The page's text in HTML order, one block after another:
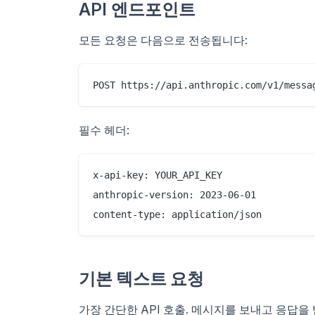
API 엔드포인트
모든 요청은 다음으로 전송됩니다:
필수 헤더:
x-api-key: YOUR_API_KEY
anthropic-version: 2023-06-01
기본 텍스트 요청
가장 간단한 API 호출. 메시지를 보내고 응답을